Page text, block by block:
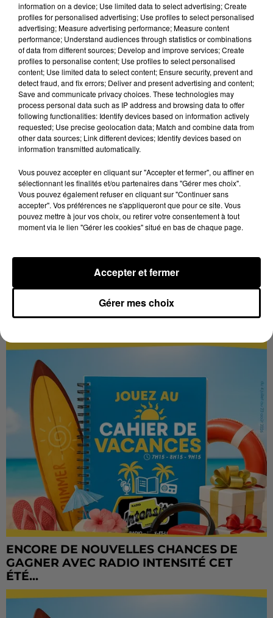
les ambitions d'un...
À quelques semaines de la première édition de
Stars'Terre, organisée du 18 au 20 septembre 2026 au
Château de Courtalain, Philippe Palmieri, président...
LES JEUX Voir plus
LES VACANCES PASSENT VITE... LES
ENCORE DE NOUVELLES CHANCES DE
GAGNER AVEC RADIO INTENSITÉ CET
ÉTÉ...
information on a device; Use limited data to select advertising; Create
profiles for personalised advertising; Use profiles to select personalised
advertising; Measure advertising performance; Measure content
performance; Understand audiences through statistics or combinations
of data from different sources; Develop and improve services; Create
profiles to personalise content; Use profiles to select personalised
content; Use limited data to select content; Ensure security, prevent and
detect fraud, and fix errors; Deliver and present advertising and content;
Save and communicate privacy choices. These technologies may
process personal data such as IP address and browsing data to offer
following functionalities: Identify devices based on information actively
requested; Use precise geolocation data; Match and combine data from
other data sources; Link different devices; Identify devices based on
information transmitted automatically.
Vous pouvez accepter en cliquant sur "Accepter et fermer", ou affiner en
sélectionnant les finalités et/ou partenaires dans "Gérer mes choix".
Vous pouvez également refuser en cliquant sur "Continuer sans
accepter". Vos préférences ne s'appliqueront que pour ce site. Vous
pouvez mettre à jour vos choix, ou retirer votre consentement à tout
moment via le lien "Gérer les cookies" situé en bas de chaque page.
Gérer mes choix
Accepter et fermer